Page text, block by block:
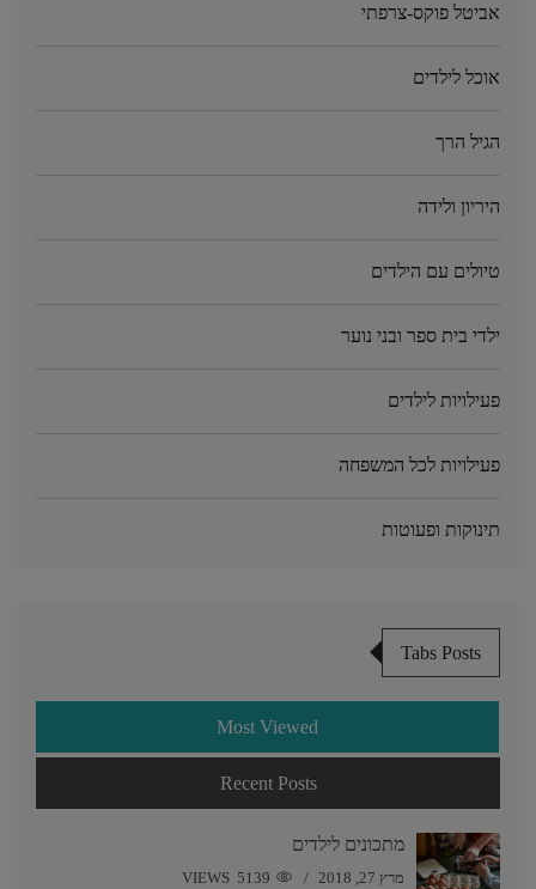
אביטל פוקס-צרפתי
אוכל לילדים
הגיל הרך
היריון ולידה
טיולים עם הילדים
ילדי בית ספר ובני נוער
פעילויות לילדים
פעילויות לכל המשפחה
תינוקות ופעוטות
Tabs Posts
Most Viewed
Recent Posts
מתכונים לילדים
מרץ 27, 2018 5139 VIEWS